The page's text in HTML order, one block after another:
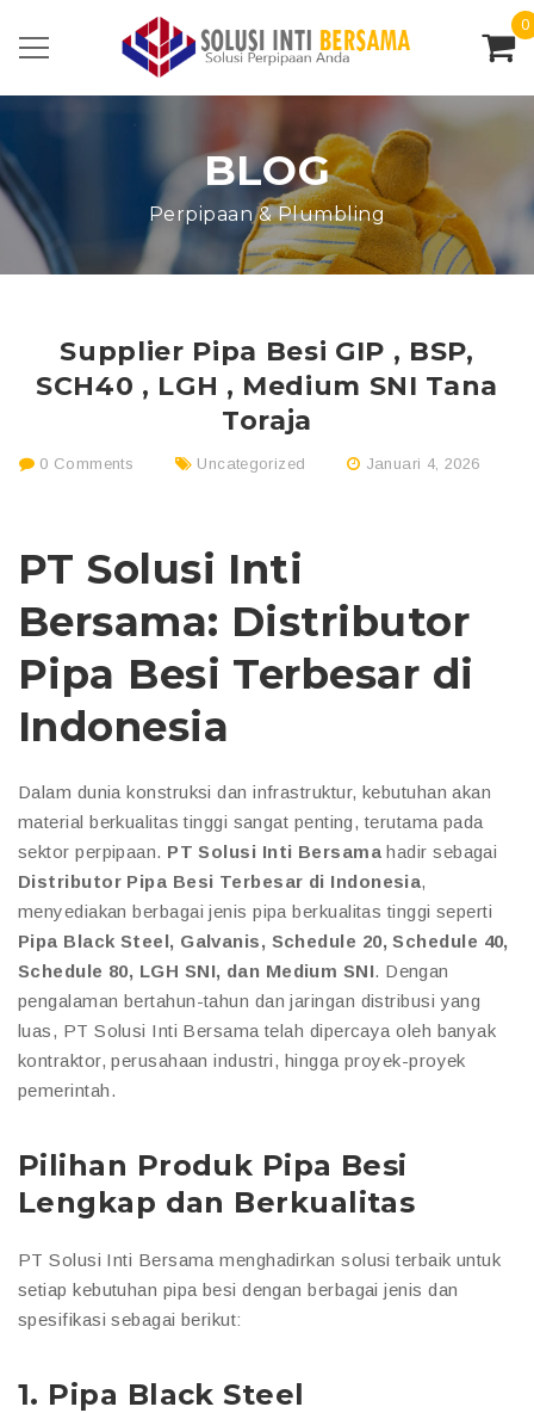
0
BLOG
Perpipaan & Plumbling
Supplier Pipa Besi GIP , BSP,
SCH40 , LGH , Medium SNI Tana
Toraja
0 Comments Uncategorized Januari 4, 2026
PT Solusi Inti
Bersama: Distributor
Pipa Besi Terbesar di
Indonesia
Dalam dunia konstruksi dan infrastruktur, kebutuhan akan
material berkualitas tinggi sangat penting, terutama pada
sektor perpipaan. PT Solusi Inti Bersama hadir sebagai
Distributor Pipa Besi Terbesar di Indonesia,
menyediakan berbagai jenis pipa berkualitas tinggi seperti
Pipa Black Steel, Galvanis, Schedule 20, Schedule 40,
Schedule 80, LGH SNI, dan Medium SNI. Dengan
pengalaman bertahun-tahun dan jaringan distribusi yang
luas, PT Solusi Inti Bersama telah dipercaya oleh banyak
kontraktor, perusahaan industri, hingga proyek-proyek
pemerintah.
Pilihan Produk Pipa Besi
Lengkap dan Berkualitas
PT Solusi Inti Bersama menghadirkan solusi terbaik untuk
setiap kebutuhan pipa besi dengan berbagai jenis dan
spesifikasi sebagai berikut:
1. Pipa Black Steel